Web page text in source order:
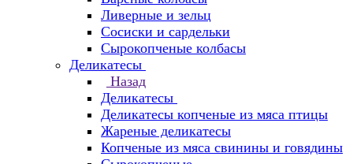
Ливерные и зельц
Сосиски и сардельки
Сырокопченые колбасы
Деликатесы
Назад
Деликатесы
Деликатесы копченые из мяса птицы
Жареные деликатесы
Копченые из мяса свинины и говядины